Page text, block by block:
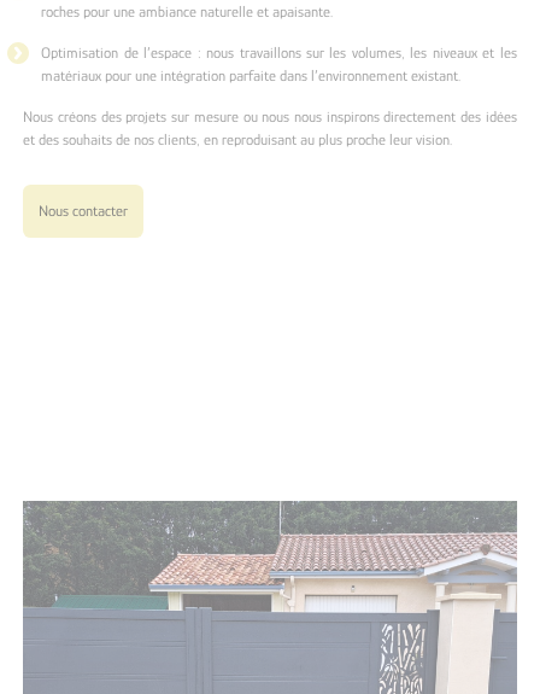
roches pour une ambiance naturelle et apaisante.
Optimisation de l’espace : nous travaillons sur les volumes, les niveaux et les
matériaux pour une intégration parfaite dans l’environnement existant.
Nous créons des projets sur mesure ou nous nous inspirons directement des idées
et des souhaits de nos clients, en reproduisant au plus proche leur vision.
Nous contacter